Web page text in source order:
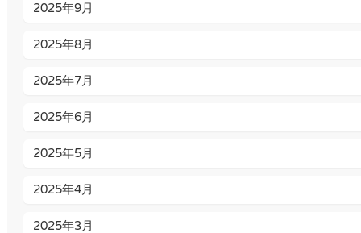
2025年9月
2025年8月
2025年7月
2025年6月
2025年5月
2025年4月
2025年3月